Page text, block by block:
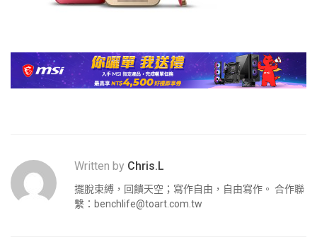
Written by Chris.L
擺脫束縛，回饋天空；寫作自由，自由寫作。 合作聯
繫： benchlife@toart.com.tw